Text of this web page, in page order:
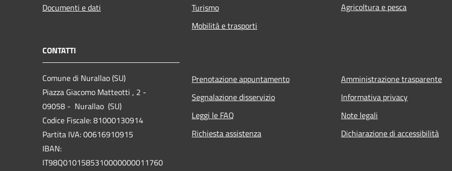
Documenti e dati
Turismo
Mobilità e trasporti
Agricoltura e pesca
CONTATTI
Comune di Nurallao (SU)
Piazza Giacomo Matteotti , 2 -
09058 - Nurallao (SU)
Codice Fiscale: 81000130914
Partita IVA: 00616910915
IBAN:
IT98Q0101585310000000011760
Prenotazione appuntamento
Segnalazione disservizio
Leggi le FAQ
Richiesta assistenza
Amministrazione trasparente
Informativa privacy
Note legali
Dichiarazione di accessibilità